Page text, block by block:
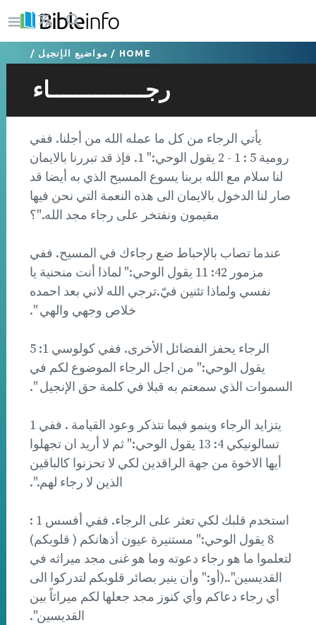
HOME
/ مواضيع الإنجيل /
رجـــــــــــــــاء
يأتي الرجاء من كل ما عمله الله من أجلنا. ففي
رومية 5 : 1 - 2 يقول الوحي:" 1. فإذ قد تبررنا بالايمان
لنا سلام مع الله بربنا يسوع المسيح الذي به أيضا قد
صار لنا الدخول بالايمان الى هذه النعمة التي نحن فيها
مقيمون ونفتخر على رجاء مجد الله."؟
عندما تصاب بالإحباط ضع رجاءك في المسيح. ففي
مزمور 42: 11 يقول الوحي:" لماذا أنت منحنية يا
نفسي ولماذا تئنين فيّ.ترجي الله لاني بعد احمده
خلاص وجهي والهي ".
الرجاء يحفز الفضائل الأخرى. ففي كولوسي 1: 5
يقول الوحي:" من اجل الرجاء الموضوع لكم في
السموات الذي سمعتم به قبلا في كلمة حق الإنجيل ".
يتزايد الرجاء وينمو فيما نتذكر وعود القيامة . ففي 1
تسالونيكي 4: 13 يقول الوحي:" ثم لا أريد ان تجهلوا
أيها الاخوة من جهة الراقدين لكي لا تحزنوا كالباقين
الذين لا رجاء لهم.".
استخدم قلبك لكي تعثر على الرجاء. ففي أفسس 1 :
8 يقول الوحي:" مستنيرة عيون أذهانكم ( قلوبكم)
لتعلموا ما هو رجاء دعوته وما هو غنى مجد ميراثه في
القديسين"..(أو:" وأن ينير بصائر قلوبكم لتدركوا الى
أي رجاء دعاكم وأي كنوز مجد جعلها لكم ميراثاً بين
القديسين".